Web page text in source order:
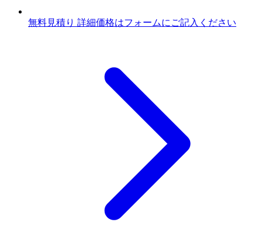
無料見積り 詳細価格はフォームにご記入ください